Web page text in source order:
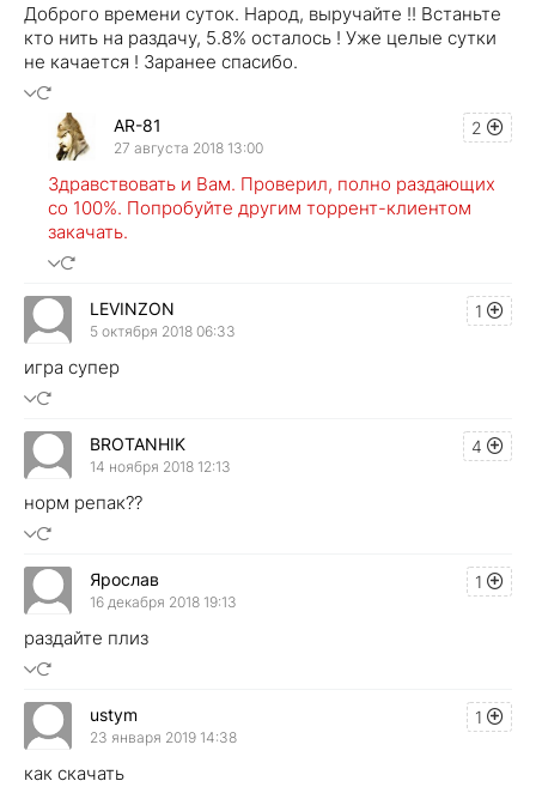
Доброго времени суток. Народ, выручайте !! Встаньте
кто нить на раздачу, 5.8% осталось ! Уже целые сутки
не качается ! Заранее спасибо.
2
AR-81
27 августа 2018 13:00
Здравствовать и Вам. Проверил, полно раздающих
со 100%. Попробуйте другим торрент-клиентом
закачать.
1
LEVINZON
5 октября 2018 06:33
игра супер
4
BROTANHIK
14 ноября 2018 12:13
норм репак??
1
Ярослав
16 декабря 2018 19:13
раздайте плиз
1
ustym
23 января 2019 14:38
как скачать